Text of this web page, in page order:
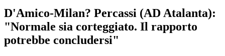
D'Amico-Milan? Percassi (AD Atalanta):
"Normale sia corteggiato. Il rapporto
potrebbe concludersi"